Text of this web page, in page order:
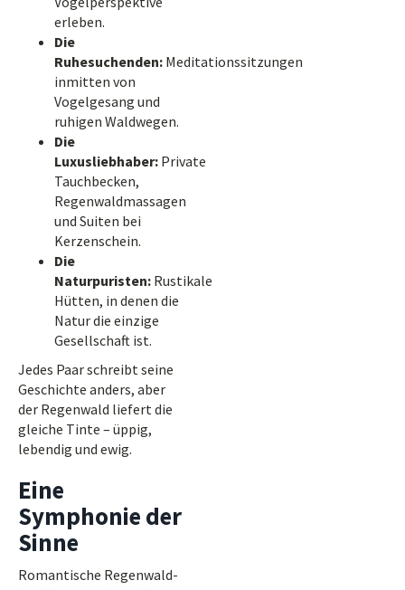
erleben.
Die
Ruhesuchenden: Meditationssitzungen
inmitten von
Vogelgesang und
ruhigen Waldwegen.
Die
Luxusliebhaber: Private
Tauchbecken,
Regenwaldmassagen
und Suiten bei
Kerzenschein.
Die
Naturpuristen: Rustikale
Hütten, in denen die
Natur die einzige
Gesellschaft ist.
Jedes Paar schreibt seine
Geschichte anders, aber
der Regenwald liefert die
gleiche Tinte – üppig,
lebendig und ewig.
Eine
Symphonie der
Sinne
Romantische Regenwald-